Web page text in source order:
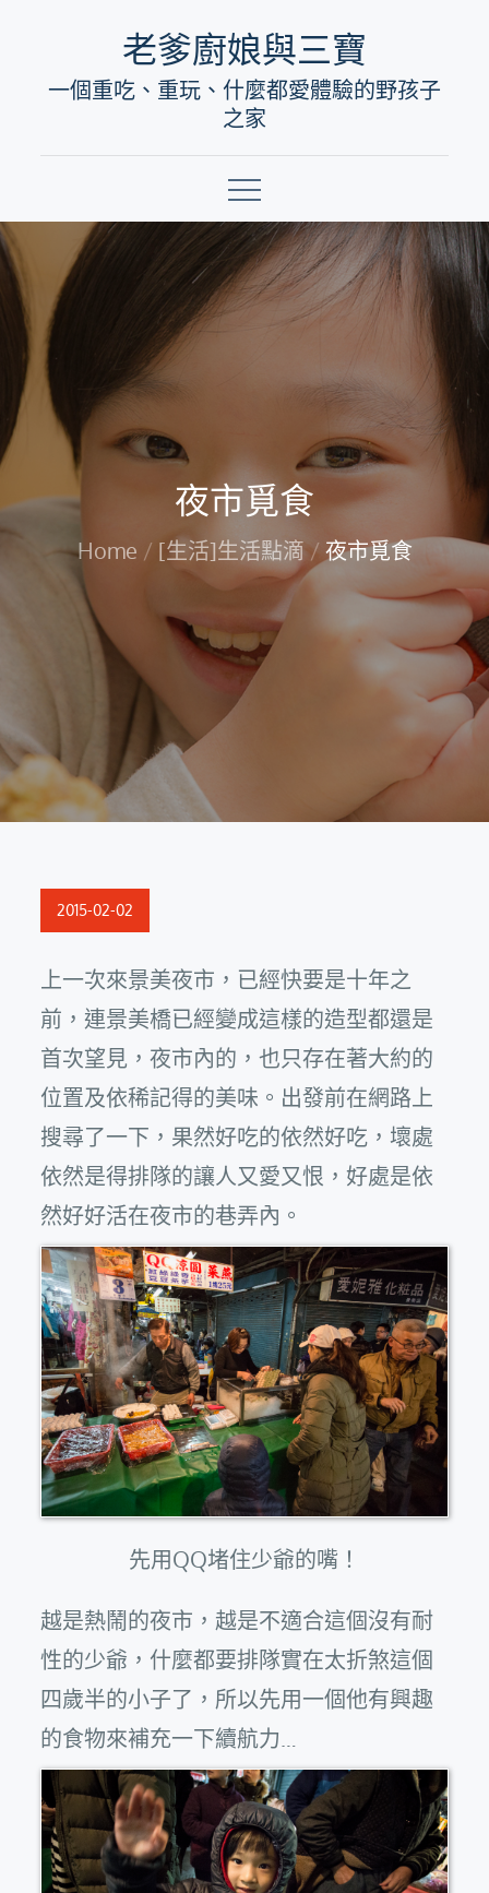
content
老爹廚娘與三寶
一個重吃、重玩、什麼都愛體驗的野孩子
之家
夜市覓食
Home [生活]生活點滴 夜市覓食
Posted
2015-02-02
上一次來景美夜市，已經快要是十年之
前，連景美橋已經變成這樣的造型都還是
首次望見，夜市內的，也只存在著大約的
位置及依稀記得的美味。出發前在網路上
搜尋了一下，果然好吃的依然好吃，壞處
依然是得排隊的讓人又愛又恨，好處是依
然好好活在夜市的巷弄內。
先用QQ堵住少爺的嘴！
越是熱鬧的夜市，越是不適合這個沒有耐
性的少爺，什麼都要排隊實在太折煞這個
四歲半的小子了，所以先用一個他有興趣
的食物來補充一下續航力…